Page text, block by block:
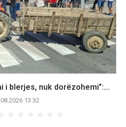
i blerjes, nuk dorëzohemi”:...
13:32